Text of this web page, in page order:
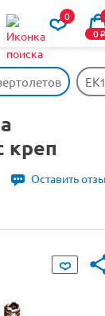
0
0o
креп
Оставить